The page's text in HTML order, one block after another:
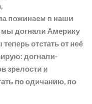
пожинаем в наши
догнали Америку
отстать от неё
догнали-
зрелости и
по одичанию, по